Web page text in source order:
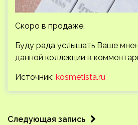
Скоро в продаже.
Буду рада услышать Ваше
данной коллекции в
Источник: kosmetista.ru
Следующая запись